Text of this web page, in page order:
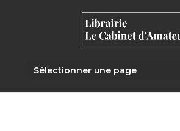
Sélectionner une page